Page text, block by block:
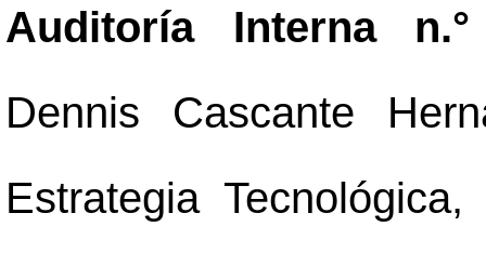
Auditoría Interna
Dennis Cascante
Estrategia